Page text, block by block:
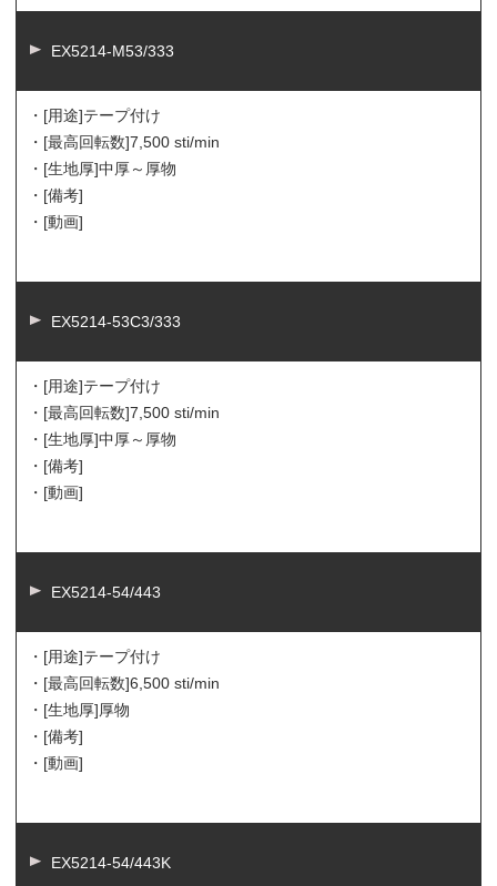
EX5214-M53/333
・[用途]テープ付け
・[最高回転数]7,500 sti/min
・[生地厚]中厚～厚物
・[備考]
・[動画]
EX5214-53C3/333
・[用途]テープ付け
・[最高回転数]7,500 sti/min
・[生地厚]中厚～厚物
・[備考]
・[動画]
EX5214-54/443
・[用途]テープ付け
・[最高回転数]6,500 sti/min
・[生地厚]厚物
・[備考]
・[動画]
EX5214-54/443K